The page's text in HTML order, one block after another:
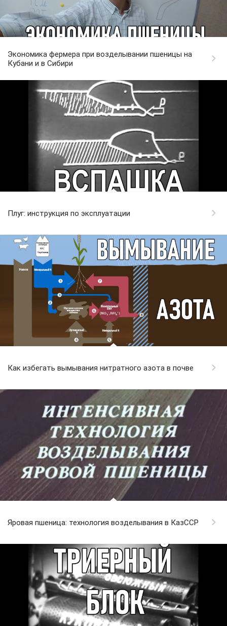
Экономика фермера при возделывании пшеницы на
Кубани и в Сибири
Плуг: инструкция по эксплуатации
Как избегать вымывания нитратного азота в почве
Яровая пшеница: технология возделывания в КазССР